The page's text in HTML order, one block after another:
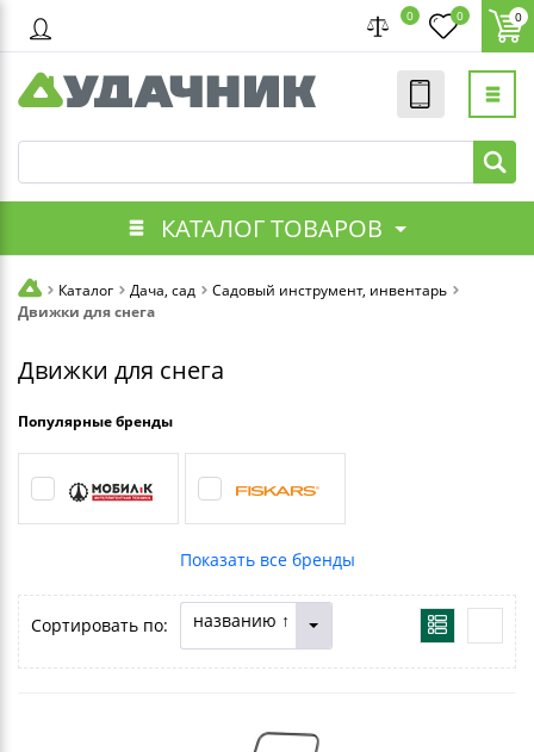
0 0 0
КАТАЛОГ ТОВАРОВ
Каталог Дача, сад
Садовый инструмент, инвентарь
Движки для снега
Движки для снега
Популярные бренды
Сортировать по: названию ↑